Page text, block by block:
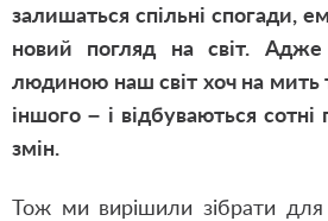
залишаться спільні спогади,
новий погляд на світ.
людиною наш світ хоч на мить
іншого – і відбуваються
змін.
Тож ми вирішили зібрати для